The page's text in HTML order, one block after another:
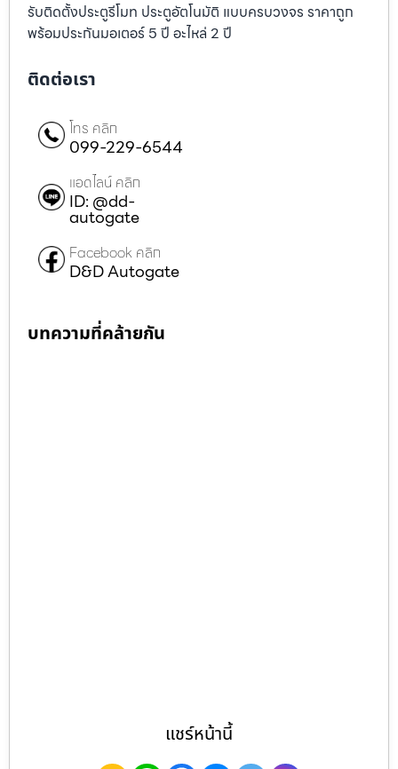
รับติดตั้งประตูรีโมท ประตูอัตโนมัติ แบบครบวงจร ราคาถูก
พร้อมประกันมอเตอร์ 5 ปี อะไหล่ 2 ปี
ติดต่อเรา
โทร คลิก
099-229-6544
แอดไลน์ คลิก
ID: @dd-
autogate
Facebook คลิก
D&D Autogate
บทความที่คล้ายกัน
แชร์หน้านี้